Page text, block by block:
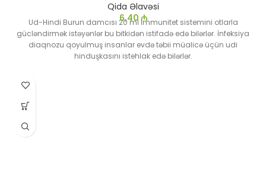
Qida Əlavəsi
6,40 ₼
Ud-Hindi Burun damcısı 20 ml İmmunitet sistemini otlarla
gücləndirmək istəyənlər bu bitkidən istifadə edə bilərlər. İnfeksiya
diaqnozu qoyulmuş insanlar evdə təbii müalicə üçün udi
hinduşkasını istehlak edə bilərlər.